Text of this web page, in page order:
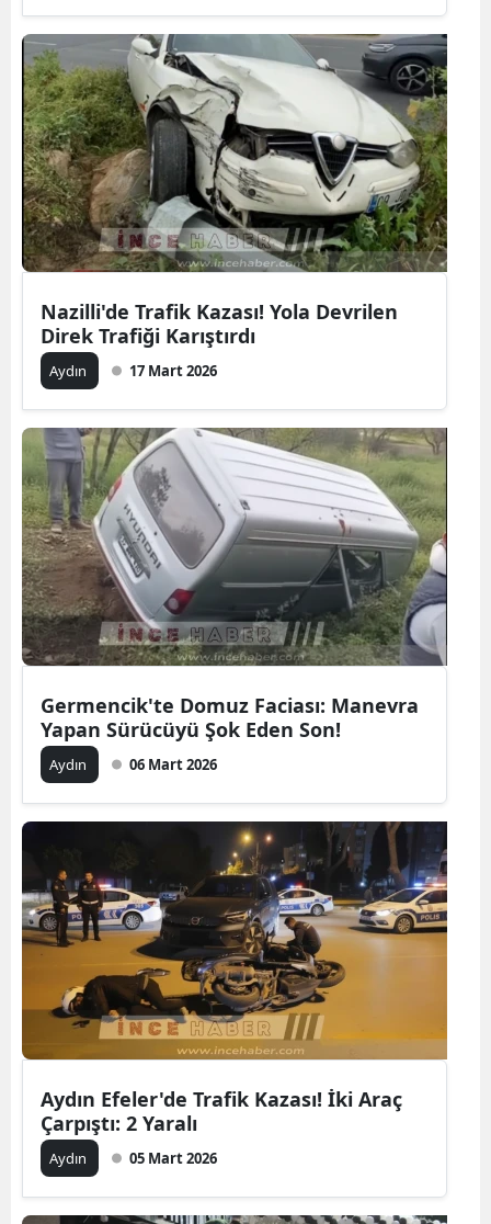
Nazilli'de Trafik Kazası! Yola Devrilen
Direk Trafiği Karıştırdı
Aydın 17 Mart 2026
Germencik'te Domuz Faciası: Manevra
Yapan Sürücüyü Şok Eden Son!
Aydın 06 Mart 2026
Aydın Efeler'de Trafik Kazası! İki Araç
Çarpıştı: 2 Yaralı
Aydın 05 Mart 2026